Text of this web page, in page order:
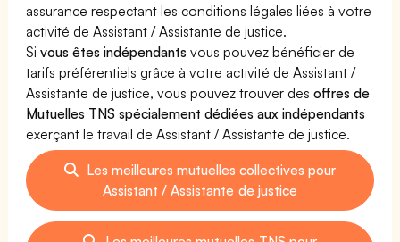
assurance respectant les conditions légales liées à votre
activité de Assistant / Assistante de justice.
Sivous êtes indépendants vous pouvez bénéficier de
tarifs préférentiels grâce à votre activité de Assistant /
Assistante de justice, vous pouvez trouver desoffres de
Mutuelles TNS spécialement dédiées aux indépendants
exerçant le travail de Assistant / Assistante de justice.
Les meilleures mutuelles collectives pour
Assistant / Assistante de justice